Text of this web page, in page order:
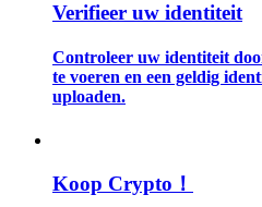
Handelsstrategieën
Verifieer uw identiteit
Controleer uw identiteit
te voeren en een geldig
uploaden.
Koop Crypto！